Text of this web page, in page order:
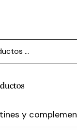
y complementos